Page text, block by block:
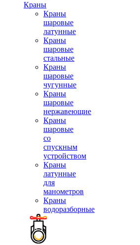
Краны
Краны
шаровые
латунные
Краны
шаровые
стальные
Краны
шаровые
чугунные
Краны
шаровые
нержавеющие
Краны
шаровые
со
спускным
устройством
Краны
латунные
для
манометров
Краны
водоразборные